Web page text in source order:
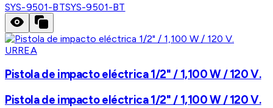
SYS-9501-BTSYS-9501-BT
URREA
Pistola de impacto eléctrica 1/2" / 1,100 W / 120 V.
Pistola de impacto eléctrica 1/2" / 1,100 W / 120 V.